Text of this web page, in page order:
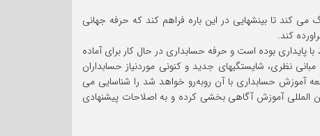
می کند تا بینشهایی در این باره فراهم کند که حرفه جهانی
کند.
پایداری بوده است و حرفه حسابداری در حال کار برای آماده
نظری، شایستگیهای جدید و کنونی موردنیاز حسابداران
آموزش حسابداری با آن روبه‌رو خواهد شد را شناسایی می
المللی آموزش آگاهی بخشی کرده و به اصلاحات پیشنهادی